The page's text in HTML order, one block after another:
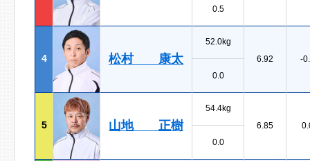
0.5
4 松村 康太
52.0kg
6.92
-
0.0
5 山地 正樹
54.4kg
6.85
0.0